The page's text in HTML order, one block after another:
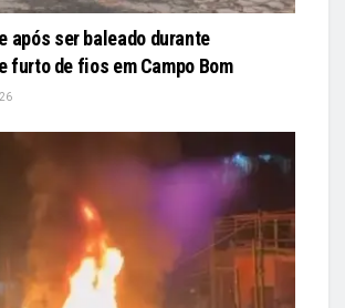
após ser baleado durante
furto de fios em Campo Bom